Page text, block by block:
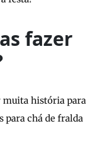
fazer
muita história para
para chá de fralda